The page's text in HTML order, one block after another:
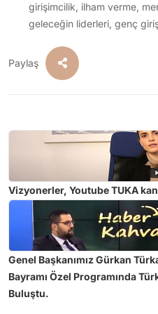
girişimcilik, ilham verme,
geleceğin liderleri, genç
Paylaş
Vizyonerler, Youtube TUKA
hakaretlerden dolayı Tuğçe
bulunuldu.
Genel Başkanımız Gürkan
Bayramı Özel Programında
Buluştu.